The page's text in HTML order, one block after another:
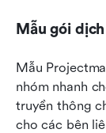
Mẫu gói
Mẫu
nhóm nhanh
truyền thông
cho các bên